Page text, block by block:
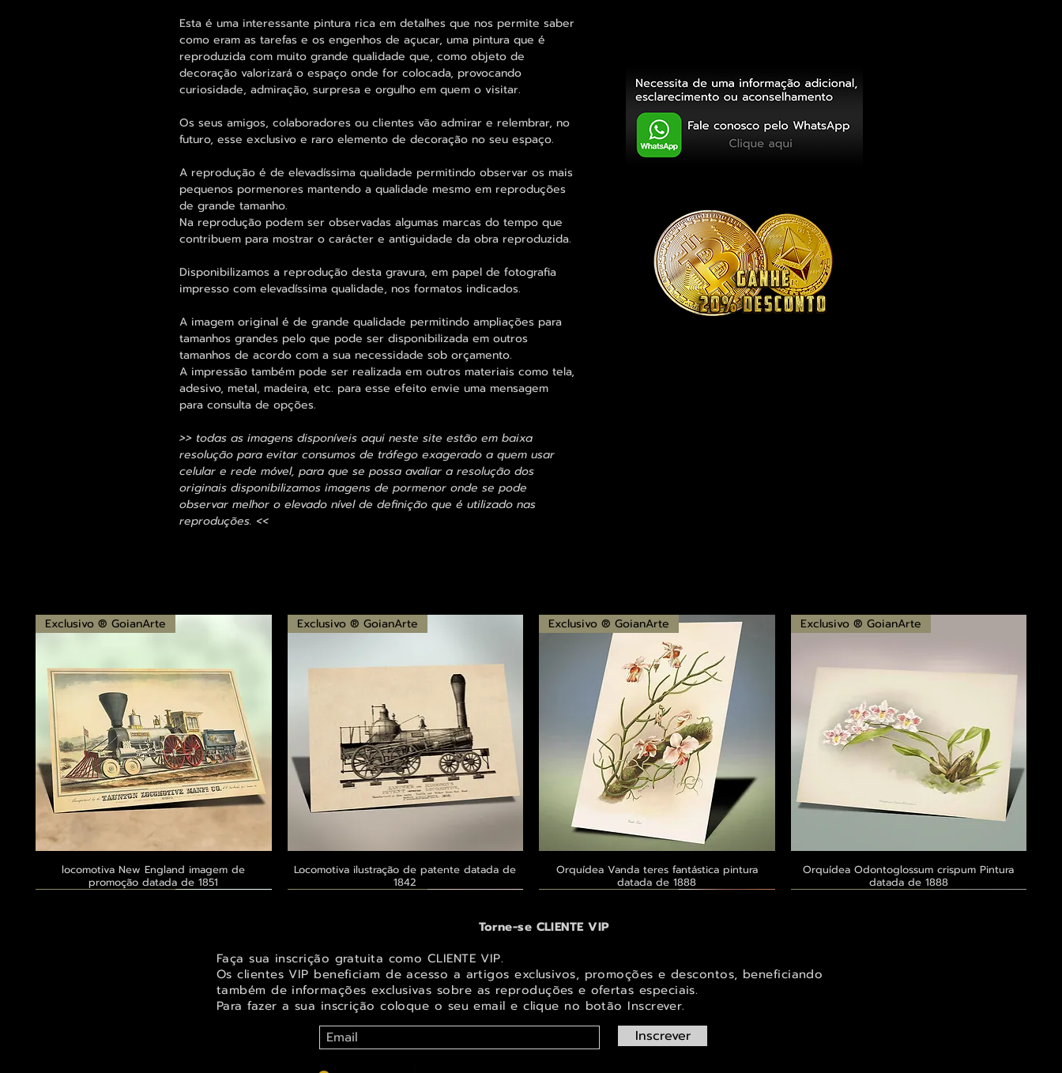
Esta é uma interessante pintura rica em detalhes que nos permite saber
como eram as tarefas e os engenhos de açucar, uma pintura que é
reproduzida com muito grande qualidade que, como objeto de
decoração valorizará o espaço onde for colocada, provocando
curiosidade, admiração, surpresa e orgulho em quem o visitar.
Os seus amigos, colaboradores ou clientes vão admirar e relembrar, no
futuro, esse exclusivo e raro elemento de decoração no seu espaço.
A reprodução é de elevadíssima qualidade permitindo observar os mais
pequenos pormenores mantendo a qualidade mesmo em reproduções
de grande tamanho.
Na reprodução podem ser observadas algumas marcas do tempo que
contribuem para mostrar o carácter e antiguidade da obra reproduzida.
Disponibilizamos a reprodução desta gravura, em papel de fotografia
impresso com elevadíssima qualidade, nos formatos indicados.
A imagem original é de grande qualidade permitindo ampliações para
tamanhos grandes pelo que pode ser disponibilizada em outros
tamanhos de acordo com a sua necessidade sob orçamento.
A impressão também pode ser realizada em outros materiais como tela,
adesivo, metal, madeira, etc. para esse efeito envie uma mensagem
para consulta de opções.
>> todas as imagens disponíveis aqui neste site estão em baixa
resolução para evitar consumos de tráfego exagerado a quem usar
celular e rede móvel, para que se possa avaliar a resolução dos
originais disponibilizamos imagens de pormenor onde se pode
observar melhor o elevado nível de definição que é utilizado nas
reproduções. <<
Visualização rápida
Exclusivo ® GoianArte
locomotiva New England imagem de
promoção datada de 1851
Visualização rápida
Exclusivo ® GoianArte
Locomotiva ilustração de patente datada de
1842
Visualização rápida
Exclusivo ® GoianArte
Orquídea Vanda teres fantástica pintura
datada de 1888
Visualização rápida
Exclusivo ® GoianArte
Orquídea Odontoglossum crispum Pintura
datada de 1888
Torne-se CLIENTE VIP
Faça sua inscrição gratuita como CLIENTE VIP.
Os clientes VIP beneficiam de acesso a artigos exclusivos, promoções e descontos, beneficiando
também de informações exclusivas sobre as reproduções e ofertas especiais.
Para fazer a sua inscrição coloque o seu email e clique no botão Inscrever.
Inscrever